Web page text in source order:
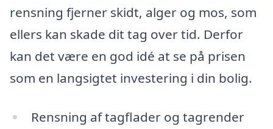
rensning fjerner skidt, alger og mos, som
ellers kan skade dit tag over tid. Derfor
kan det være en god idé at se på prisen
som en langsigtet investering i din bolig.
Rensning af tagflader og tagrender